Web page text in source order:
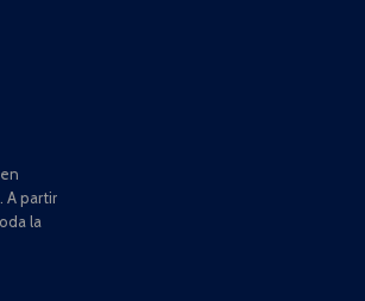
A partir
la